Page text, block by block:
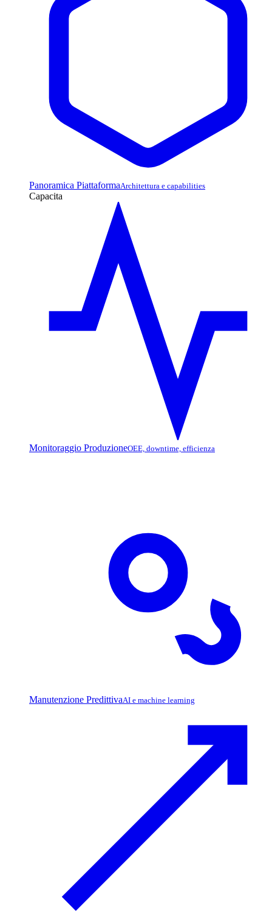
Panoramica PiattaformaArchitettura e capabilities
Capacita
Monitoraggio ProduzioneOEE, downtime, efficienza
Manutenzione PredittivaAI e machine learning